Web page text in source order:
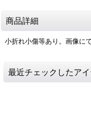
商品詳細
小折れ小傷等あり。画像に
最近チェックしたア